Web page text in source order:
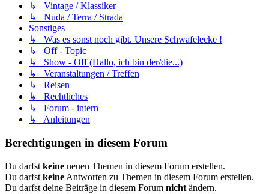
↳ Vintage / Klassiker
↳ Nuda / Terra / Strada
Sonstiges
↳ Was es sonst noch gibt. Unsere Schwafelecke !
↳ Off - Topic
↳ Show - Off (Hallo, ich bin der/die...)
↳ Veranstaltungen / Treffen
↳ Reisen
↳ Rechtliches
↳ Forum - intern
↳ Anleitungen
Berechtigungen in diesem Forum
Du darfst keine neuen Themen in diesem Forum erstellen.
Du darfst keine Antworten zu Themen in diesem Forum erstellen.
Du darfst deine Beiträge in diesem Forum nicht ändern.